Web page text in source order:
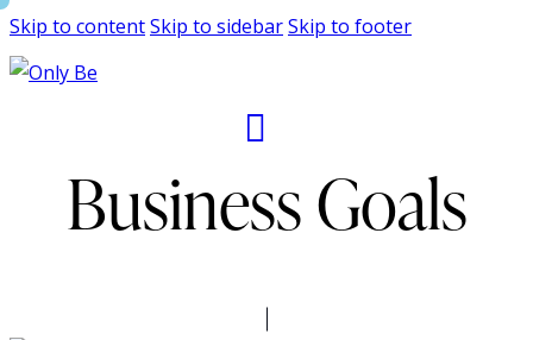
Skip to contentSkip to sidebarSkip to footer
Business Goals